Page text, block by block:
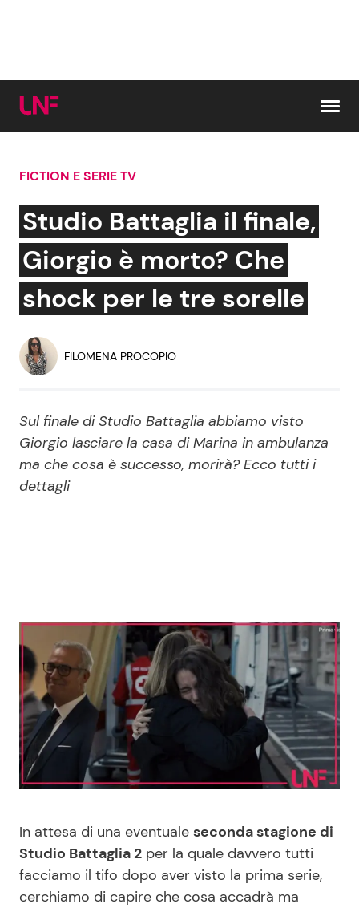
Cerca:
News e Cronaca
Attualità Italiana
Economia
Persone Scomparse
Politica
Gossip e TV
Bellezze VIP
Programmi TV
Reality e Talent
News Musica
News Spettacolo
Benessere
Casa
Moda e Style
Mondo Mamma
Cucina e Ricette
Consigli di Cucina
Dolci
Le Ricette in TV
FICTION E SERIE TV
Studio Battaglia il finale,
Giorgio è morto? Che
shock per le tre sorelle
FILOMENA PROCOPIO
Sul finale di Studio Battaglia abbiamo visto
Giorgio lasciare la casa di Marina in ambulanza
ma che cosa è successo, morirà? Ecco tutti i
dettagli
In attesa di una eventuale seconda stagione di
Studio Battaglia 2 per la quale davvero tutti
facciamo il tifo dopo aver visto la prima serie,
cerchiamo di capire che cosa accadrà ma